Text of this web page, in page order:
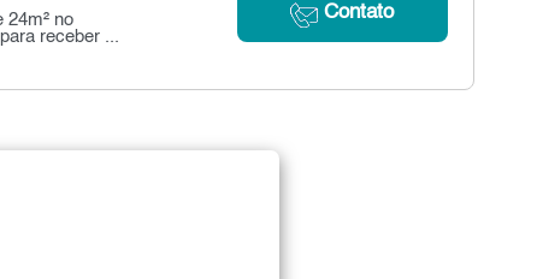
Contato
24m² no
receber ...